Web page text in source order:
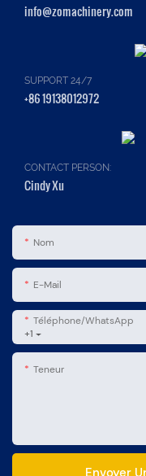
info@zomachinery.com
SUPPORT 24/7
+86 19138012972
CONTACT PERSON:
Cindy Xu
Nom
E-Mail
+1
Téléphone/WhatsApp
Teneur